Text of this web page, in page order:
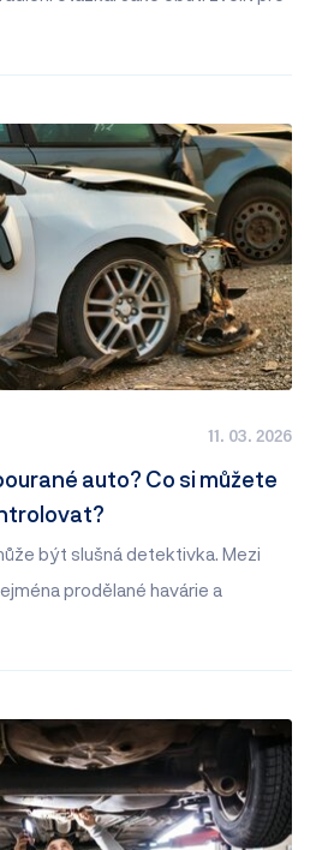
11. 03. 2026
auto? Co si můžete
být slušná detektivka. Mezi
prodělané havárie a